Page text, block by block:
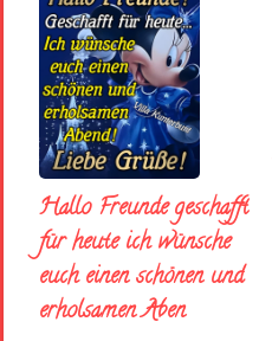
Hallo Freunde geschafft
für heute ich wünsche
euch einen schönen und
erholsamen Aben